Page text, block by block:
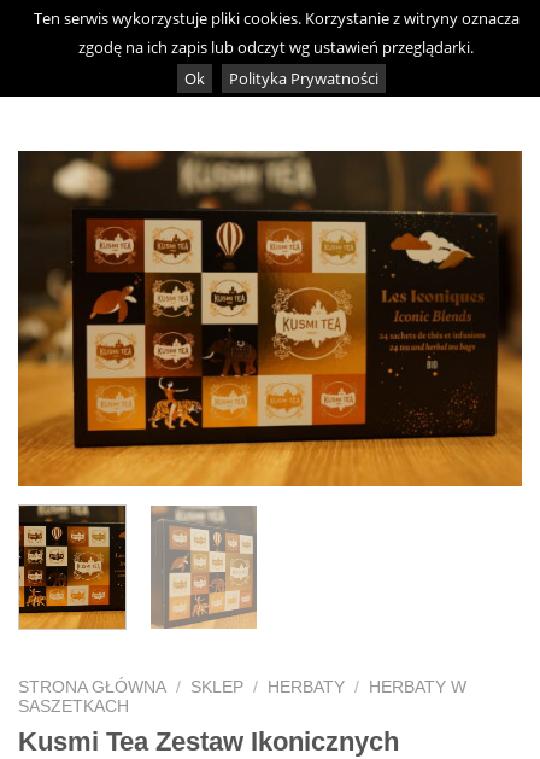
Skip
STRONA GŁÓWNA / SKLEP / HERBATY / HERBATY W
SASZETKACH
Kusmi Tea Zestaw Ikonicznych
Ten serwis wykorzystuje pliki cookies. Korzystanie z witryny oznacza
zgodę na ich zapis lub odczyt wg ustawień przeglądarki.
Ok
Polityka Prywatności